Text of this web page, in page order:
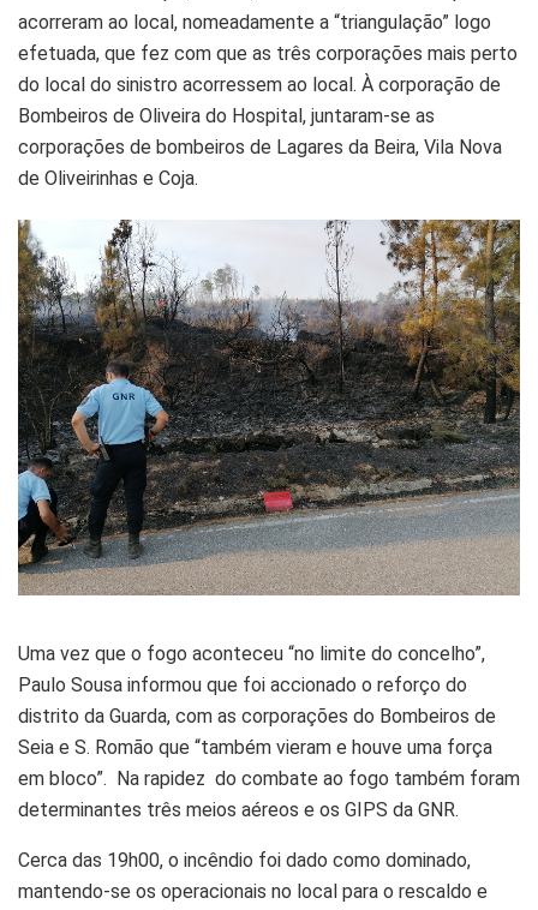
acorreram ao local, nomeadamente a “triangulação” logo
efetuada, que fez com que as três corporações mais perto
do local do sinistro acorressem ao local. À corporação de
Bombeiros de Oliveira do Hospital, juntaram-se as
corporações de bombeiros de Lagares da Beira, Vila Nova
de Oliveirinhas e Coja.
Uma vez que o fogo aconteceu “no limite do concelho”,
Paulo Sousa informou que foi accionado o reforço do
distrito da Guarda, com as corporações do Bombeiros de
Seia e S. Romão que “também vieram e houve uma força
em bloco”. Na rapidez do combate ao fogo também foram
determinantes três meios aéreos e os GIPS da GNR.
Cerca das 19h00, o incêndio foi dado como dominado,
mantendo-se os operacionais no local para o rescaldo e